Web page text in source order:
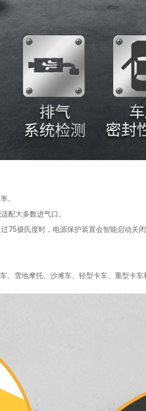
。
配大多数进气口。
75摄氏度时，电源保护装置会智能启动关
雪地摩托、沙滩车、轻型卡车、重型卡车